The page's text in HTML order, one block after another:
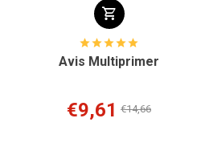
Avis Multiprimer
€9,61 €14,66